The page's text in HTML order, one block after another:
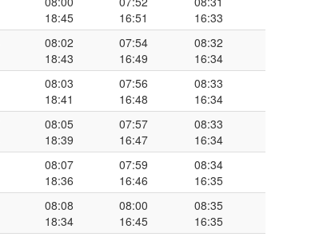
18:45
16:51
16:33
08:02
18:43
07:54
16:49
08:32
16:34
08:03
18:41
07:56
16:48
08:33
16:34
08:05
18:39
07:57
16:47
08:33
16:34
08:07
18:36
07:59
16:46
08:34
16:35
08:08
18:34
08:00
16:45
08:35
16:35